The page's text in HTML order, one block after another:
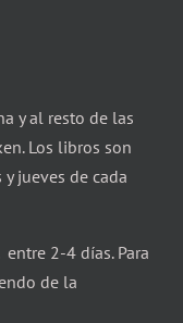
y al resto de las
Los libros son
jueves de cada
2-4 días. Para
de la